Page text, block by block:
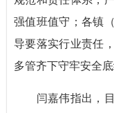
强值班值守；各镇
导要落实行业责任
多管齐下守牢安全底
闫嘉伟指出，目